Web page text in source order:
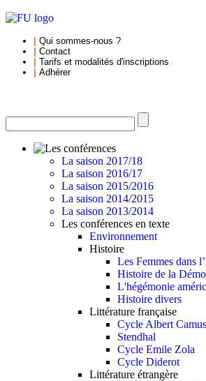
Qui sommes-nous ?
Contact
Tarifs et modalités d'inscriptions
Adhérer
La saison 2017/18
La saison 2016/17
La saison 2015/2016
La saison 2014/2015
La saison 2013/2014
Les conférences en texte
Environnement
Histoire
Les Femmes dans
Histoire de la
L'hégémonie
Histoire divers
Littérature française
Cycle Albert Camus
Stendhal
Cycle Emile Zola
Cycle Diderot
Littérature étrangère